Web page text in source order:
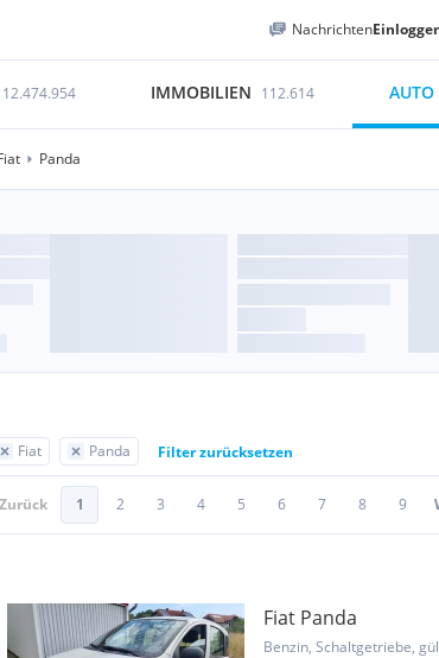
Nachrichten
12.474.954 IMMOBILIEN 112.614
Panda
Fiat Panda Filter zurücksetzen
Zurück 1 2 3 4 5 6 7 8 9
Fiat Panda
Benzin, Schaltgetriebe,